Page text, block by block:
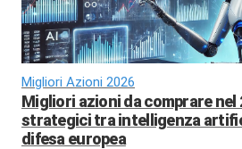
Migliori Azioni 2026
Migliori azioni da comprare nel
strategici tra intelligenza
difesa europea